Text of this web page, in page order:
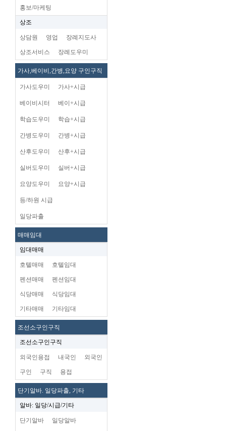
홍보/마케팅
상조
상담원 영업 장례지도사
상조서비스 장례도우미
가사,베이비,간병,요양 구인구직
가사도우미 가사+시급
베이비시터 베이+시급
학습도우미 학습+시급
간병도우미 간병+시급
산후도우미 산후+시급
실버도우미 실버+시급
요양도우미 요양+시급
등/하원 시급
일당파출
매매임대
임대매매
호텔매매 호텔임대
펜션매매 펜션임대
식당매매 식당임대
기타매매 기타임대
조선소구인구직
조선소구인구직
외국인용접 내국인 외국인
구인 구직 용접
단기알바. 일당파출, 기타
알바: 일당/시급/기타
단기알바 일당알바